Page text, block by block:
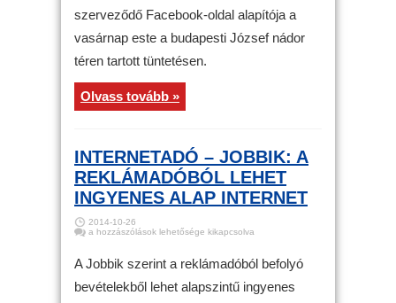
szerveződő Facebook-oldal alapítója a
vasárnap este a budapesti József nádor
téren tartott tüntetésen.
Olvass tovább »
INTERNETADÓ – JOBBIK: A
REKLÁMADÓBÓL LEHET
INGYENES ALAP INTERNET
2014-10-26
Internetadó
a
reklámadóból
lehet
ingyenes
a hozzászólások lehetősége kikapcsolva
A Jobbik szerint a reklámadóból befolyó
bevételekből lehet alapszintű ingyenes